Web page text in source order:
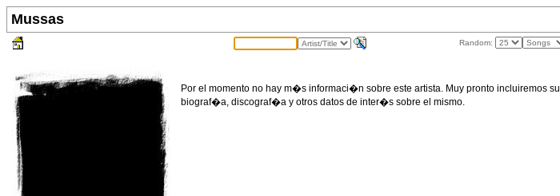
Mussas
Random:
Por el momento no hay m�s informaci�n sobre este artista. Muy pronto incluiremos su
biograf�a, discograf�a y otros datos de inter�s sobre el mismo.